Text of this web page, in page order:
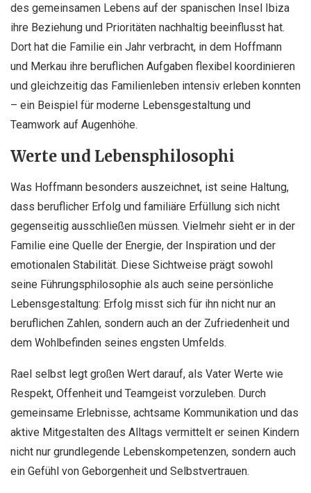
des gemeinsamen Lebens auf der spanischen Insel Ibiza
ihre Beziehung und Prioritäten nachhaltig beeinflusst hat.
Dort hat die Familie ein Jahr verbracht, in dem Hoffmann
und Merkau ihre beruflichen Aufgaben flexibel koordinieren
und gleichzeitig das Familienleben intensiv erleben konnten
– ein Beispiel für moderne Lebensgestaltung und
Teamwork auf Augenhöhe.
Werte und Lebensphilosophi
Was Hoffmann besonders auszeichnet, ist seine Haltung,
dass beruflicher Erfolg und familiäre Erfüllung sich nicht
gegenseitig ausschließen müssen. Vielmehr sieht er in der
Familie eine Quelle der Energie, der Inspiration und der
emotionalen Stabilität. Diese Sichtweise prägt sowohl
seine Führungsphilosophie als auch seine persönliche
Lebensgestaltung: Erfolg misst sich für ihn nicht nur an
beruflichen Zahlen, sondern auch an der Zufriedenheit und
dem Wohlbefinden seines engsten Umfelds.
Rael selbst legt großen Wert darauf, als Vater Werte wie
Respekt, Offenheit und Teamgeist vorzuleben. Durch
gemeinsame Erlebnisse, achtsame Kommunikation und das
aktive Mitgestalten des Alltags vermittelt er seinen Kindern
nicht nur grundlegende Lebenskompetenzen, sondern auch
ein Gefühl von Geborgenheit und Selbstvertrauen.